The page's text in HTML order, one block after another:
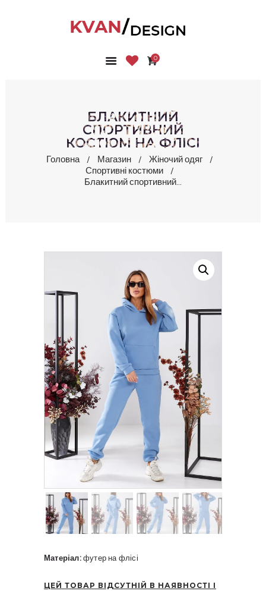
0
БЛАКИТНИЙ
СПОРТИВНИЙ
КОСТЮМ НА ФЛІСІ
Головна Магазин
Жіночий одяг
Спортивні костюми
Блакитний спортивний...
ГОЛОВНА
ПРО НАС
БЛОГ
КОНТАКТИ
КАБІНЕТ
Матеріал:футер на флісі
ЦЕЙ ТОВАР ВІДСУТНІЙ В НАЯВНОСТІ І